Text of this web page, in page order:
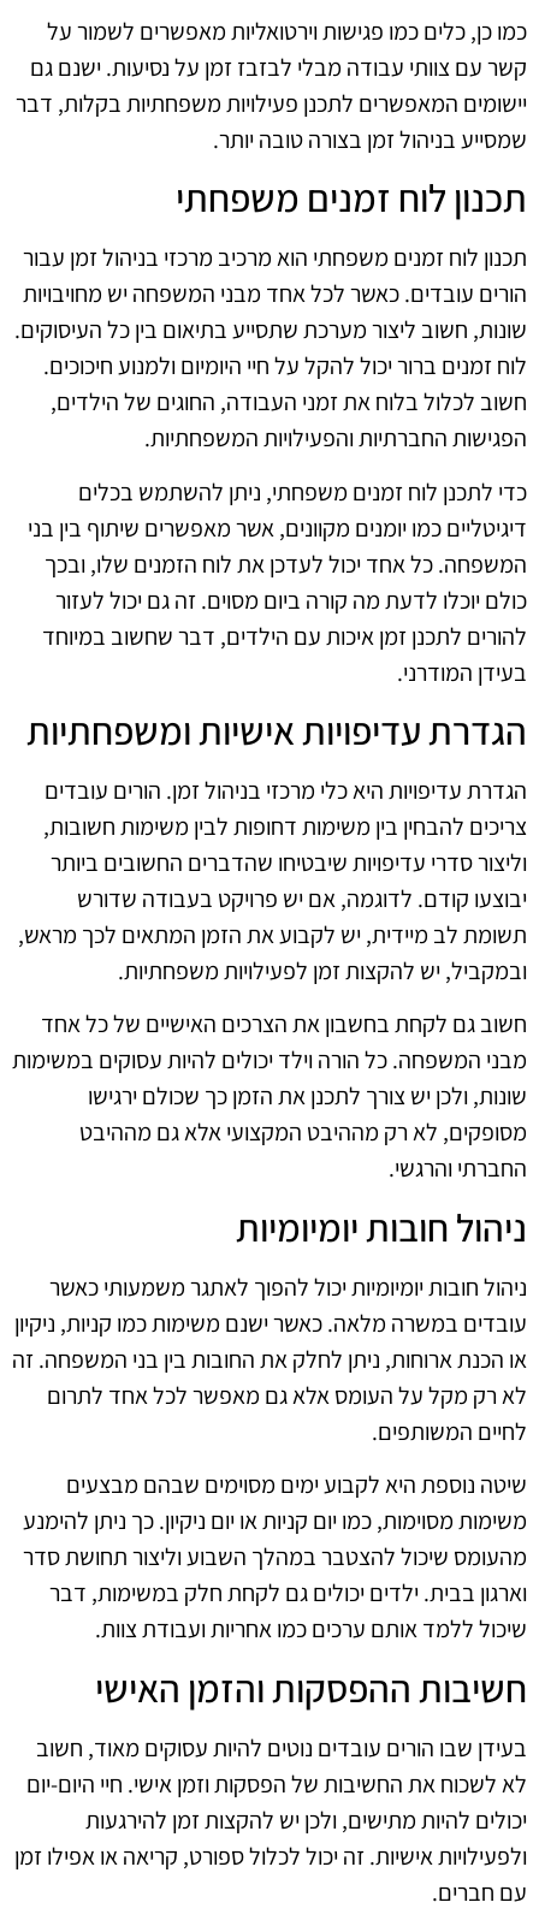
כמו כן, כלים כמו פגישות וירטואליות מאפשרים לשמור על
קשר עם צוותי עבודה מבלי לבזבז זמן על נסיעות. ישנם גם
יישומים המאפשרים לתכנן פעילויות משפחתיות בקלות, דבר
שמסייע בניהול זמן בצורה טובה יותר.
תכנון לוח זמנים משפחתי
תכנון לוח זמנים משפחתי הוא מרכיב מרכזי בניהול זמן עבור
הורים עובדים. כאשר לכל אחד מבני המשפחה יש מחויבויות
שונות, חשוב ליצור מערכת שתסייע בתיאום בין כל העיסוקים.
לוח זמנים ברור יכול להקל על חיי היומיום ולמנוע חיכוכים.
חשוב לכלול בלוח את זמני העבודה, החוגים של הילדים,
הפגישות החברתיות והפעילויות המשפחתיות.
כדי לתכנן לוח זמנים משפחתי, ניתן להשתמש בכלים
דיגיטליים כמו יומנים מקוונים, אשר מאפשרים שיתוף בין בני
המשפחה. כל אחד יכול לעדכן את לוח הזמנים שלו, ובכך
כולם יוכלו לדעת מה קורה ביום מסוים. זה גם יכול לעזור
להורים לתכנן זמן איכות עם הילדים, דבר שחשוב במיוחד
בעידן המודרני.
הגדרת עדיפויות אישיות ומשפחתיות
הגדרת עדיפויות היא כלי מרכזי בניהול זמן. הורים עובדים
צריכים להבחין בין משימות דחופות לבין משימות חשובות,
וליצור סדרי עדיפויות שיבטיחו שהדברים החשובים ביותר
יבוצעו קודם. לדוגמה, אם יש פרויקט בעבודה שדורש
תשומת לב מיידית, יש לקבוע את הזמן המתאים לכך מראש,
ובמקביל, יש להקצות זמן לפעילויות משפחתיות.
חשוב גם לקחת בחשבון את הצרכים האישיים של כל אחד
מבני המשפחה. כל הורה וילד יכולים להיות עסוקים במשימות
שונות, ולכן יש צורך לתכנן את הזמן כך שכולם ירגישו
מסופקים, לא רק מההיבט המקצועי אלא גם מההיבט
החברתי והרגשי.
ניהול חובות יומיומיות
ניהול חובות יומיומיות יכול להפוך לאתגר משמעותי כאשר
עובדים במשרה מלאה. כאשר ישנם משימות כמו קניות, ניקיון
או הכנת ארוחות, ניתן לחלק את החובות בין בני המשפחה. זה
לא רק מקל על העומס אלא גם מאפשר לכל אחד לתרום
לחיים המשותפים.
שיטה נוספת היא לקבוע ימים מסוימים שבהם מבצעים
משימות מסוימות, כמו יום קניות או יום ניקיון. כך ניתן להימנע
מהעומס שיכול להצטבר במהלך השבוע וליצור תחושת סדר
וארגון בבית. ילדים יכולים גם לקחת חלק במשימות, דבר
שיכול ללמד אותם ערכים כמו אחריות ועבודת צוות.
חשיבות ההפסקות והזמן האישי
בעידן שבו הורים עובדים נוטים להיות עסוקים מאוד, חשוב
לא לשכוח את החשיבות של הפסקות וזמן אישי. חיי היום-יום
יכולים להיות מתישים, ולכן יש להקצות זמן להירגעות
ולפעילויות אישיות. זה יכול לכלול ספורט, קריאה או אפילו זמן
עם חברים.